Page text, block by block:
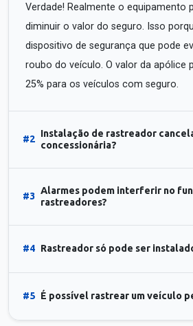
Verdade! Realmente o equipamento
diminuir o valor do seguro. Isso
dispositivo de segurança que pode
roubo do veículo. O valor da apólice
25% para os veículos com seguro.
#2
Instalação de rastreador
concessionária?
#3
Alarmes podem interferir no
rastreadores?
#4 Rastreador só pode ser
#5 É possível rastrear um veículo